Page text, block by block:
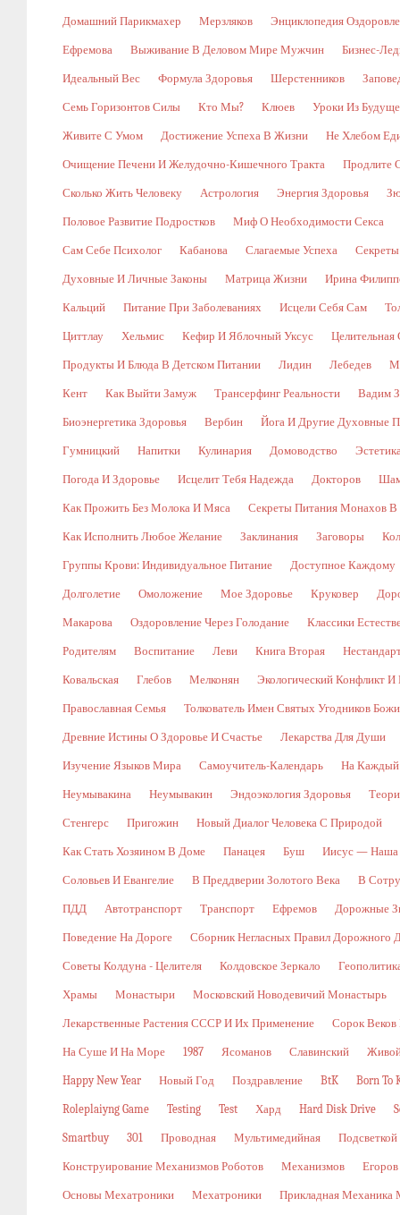
Домашний Парикмахер Мерзляков Энциклопедия
Ефремова Выживание В Деловом Мире Мужчин Бизнес-
Идеальный Вес Формула Здоровья Шерстенников
Семь Горизонтов Силы Кто Мы? Клюев Уроки Из
Живите С Умом Достижение Успеха В Жизни Не Хлебом
Очищение Печени И Желудочно-Кишечного Тракта Продлите
Сколько Жить Человеку Астрология Энергия Здоровья
Половое Развитие Подростков Миф О Необходимости Секса
Сам Себе Психолог Кабанова Слагаемые Успеха
Духовные И Личные Законы Матрица Жизни Ирина
Кальций Питание При Заболеваниях Исцели Себя Сам
Циттлау Хельмис Кефир И Яблочный Уксус Целительная
Продукты И Блюда В Детском Питании Лидин Лебедев
Кент Как Выйти Замуж Трансерфинг Реальности Вадим
Биоэнергетика Здоровья Вербин Йога И Другие Духовные
Гумницкий Напитки Кулинария Домоводство
Погода И Здоровье Исцелит Тебя Надежда Докторов
Как Прожить Без Молока И Мяса Секреты Питания Монахов В
Как Исполнить Любое Желание Заклинания Заговоры
Группы Крови: Индивидуальное Питание Доступное Каждому
Долголетие Омоложение Мое Здоровье Круковер
Макарова Оздоровление Через Голодание Классики
Родителям Воспитание Леви Книга Вторая
Ковальская Глебов Мелконян Экологический Конфликт
Православная Семья Толкователь Имен Святых Угодников
Древние Истины О Здоровье И Счастье Лекарства Для Души
Изучение Языков Мира Самоучитель-Календарь На Каждый
Неумывакина Неумывакин Эндоэкология Здоровья
Стенгерс Пригожин Новый Диалог Человека С Природой
Как Стать Хозяином В Доме Панацея Буш Иисус — Наша
Соловьев И Евангелие В Преддверии Золотого Века В
ПДД Автотранспорт Транспорт Ефремов Дорожные
Поведение На Дороге Сборник Негласных Правил Дорожного
Советы Колдуна - Целителя Колдовское Зеркало
Храмы Монастыри Московский Новодевичий Монастырь
Лекарственные Растения СССР И Их Применение Сорок Веков
На Суше И На Море 1987 Ясоманов Славинский
Happy New Year Новый Год Поздравление BtK Born To
Roleplaiyng Game Testing Test Хард Hard Disk Drive
Smartbuy 301 Проводная Мультимедийная Подсветкой
Конструирование Механизмов Роботов Механизмов
Основы Мехатроники Мехатроники Прикладная Механика